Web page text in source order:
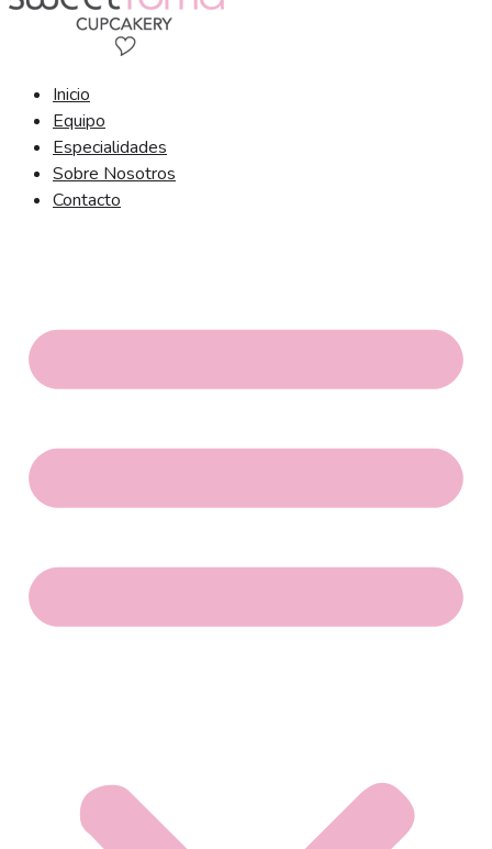
Inicio
Equipo
Especialidades
Sobre Nosotros
Contacto